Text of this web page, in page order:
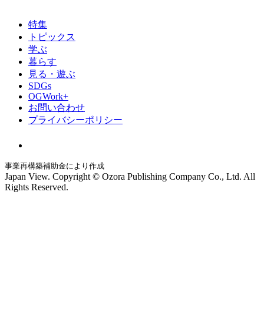
特集
トピックス
学ぶ
暮らす
見る・遊ぶ
SDGs
OGWork+
お問い合わせ
プライバシーポリシー
事業再構築補助金により作成
Japan View. Copyright © Ozora Publishing Company Co., Ltd. All
Rights Reserved.